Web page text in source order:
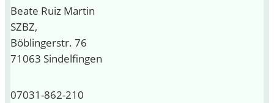
Beate Ruiz Martin
SZBZ,
Böblingerstr. 76
71063 Sindelfingen
07031-862-210